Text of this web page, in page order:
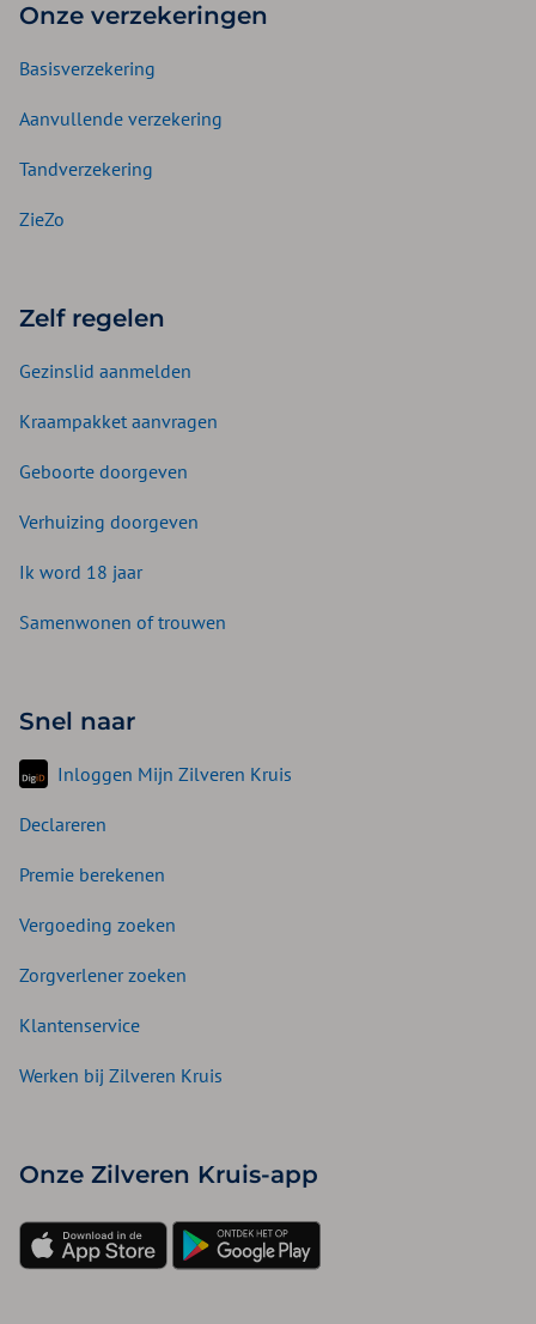
Onze verzekeringen
Basisverzekering
Aanvullende verzekering
Tandverzekering
ZieZo
Zelf regelen
Gezinslid aanmelden
Kraampakket aanvragen
Geboorte doorgeven
Verhuizing doorgeven
Ik word 18 jaar
Samenwonen of trouwen
Snel naar
Inloggen Mijn Zilveren Kruis
Declareren
Premie berekenen
Vergoeding zoeken
Zorgverlener zoeken
Klantenservice
Werken bij Zilveren Kruis
Onze Zilveren Kruis-app